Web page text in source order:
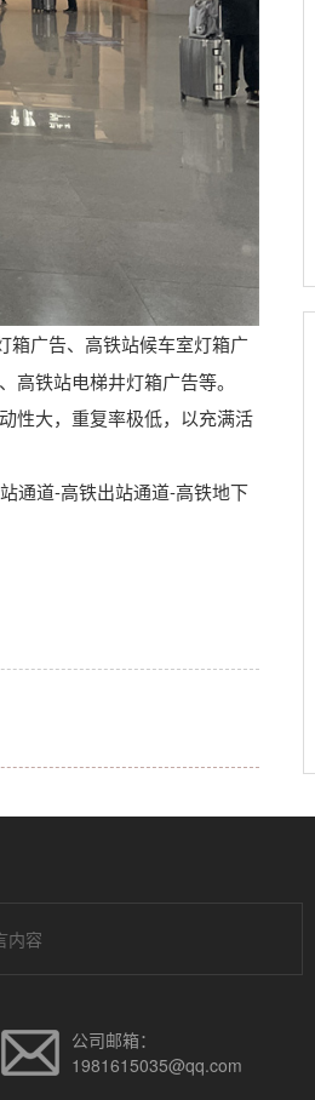
箱广告、高铁站候车室灯箱广
铁站电梯井灯箱广告等。
性大，重复率极低，以充满活
通道-高铁出站通道-高铁地下
公司邮箱：
1981615035@qq.com